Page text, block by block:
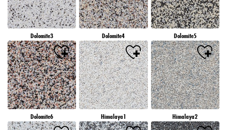
Dolomite3 Dolomite4 Dolomite5
Dolomite6 Himalaya1 Himalaya2